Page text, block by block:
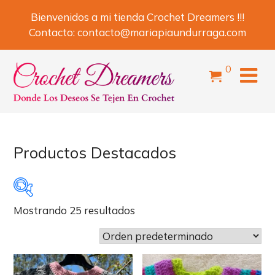
content
Bienvenidos a mi tienda Crochet Dreamers !!!
Contacto:contacto@mariapiaundurraga.com
0items
Productos Destacados
Productos "Vendidos"
Ver solo VENDIDOS(11)
Mostrando 25 resultados